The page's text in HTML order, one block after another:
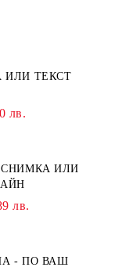
ТЕКСТ
лв.
СНИМКА ИЛИ
лв.
- ПО ВАШ